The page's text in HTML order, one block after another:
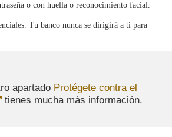
o con huella o reconocimiento facial.
Tu banco nunca se dirigirá a ti para
apartado Protégete contra el
Abre
tienes mucha más información.